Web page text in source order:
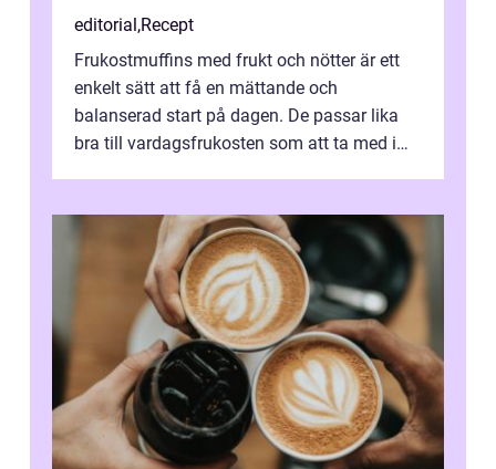
editorial ,Recept
Frukostmuffins med frukt och nötter är ett
enkelt sätt att få en mättande och
balanserad start på dagen. De passar lika
bra till vardagsfrukosten som att ta med i